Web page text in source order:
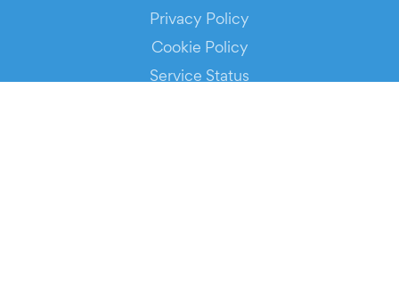
Privacy Policy
Cookie Policy
Service Status